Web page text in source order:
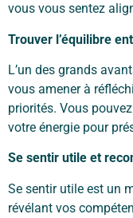
vous vous sentez
Trouver l’équilibre
L’un des grands
vous amener à
priorités. Vous
votre énergie pour
Se sentir utile et
Se sentir utile est un
révélant vos